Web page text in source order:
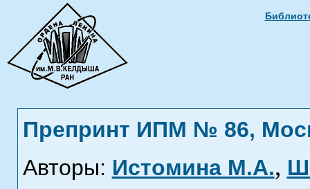
Препринт ИПМ № 86,
Авторы: Истомина М.А.,